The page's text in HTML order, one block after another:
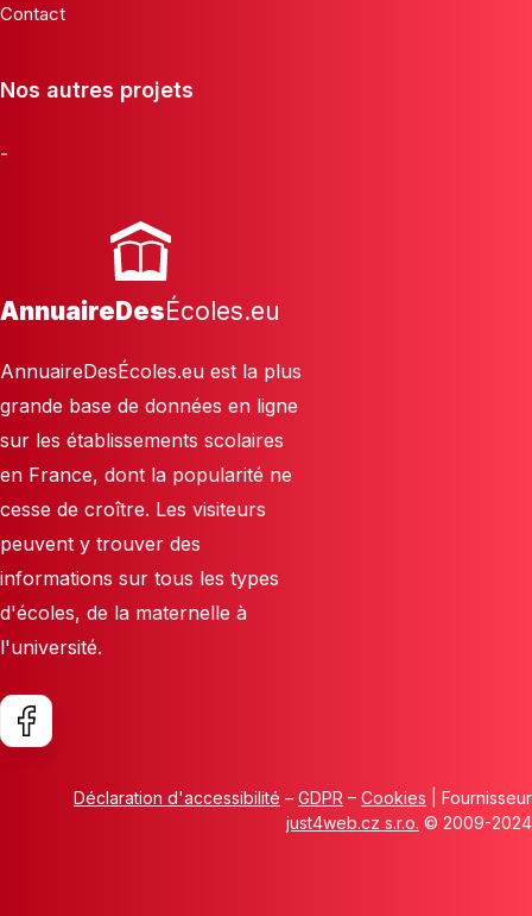
Contact
Nos autres projets
-
AnnuaireDesÉcoles.eu
AnnuaireDesÉcoles.eu est la plus
grande base de données en ligne
sur les établissements scolaires
en France, dont la popularité ne
cesse de croître. Les visiteurs
peuvent y trouver des
informations sur tous les types
d'écoles, de la maternelle à
l'université.
Déclaration d'accessibilité – GDPR – Cookies | Fournisseur
just4web.cz s.r.o. © 2009-2024